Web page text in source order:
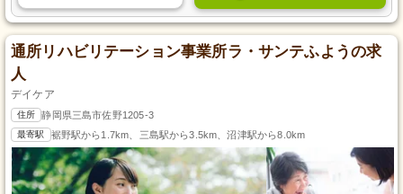
通所リハビリテーション事業所ラ・サンテふようの求
人
デイケア
住所 静岡県三島市佐野1205-3
最寄駅 裾野駅から1.7km、三島駅から3.5km、沼津駅から8.0km